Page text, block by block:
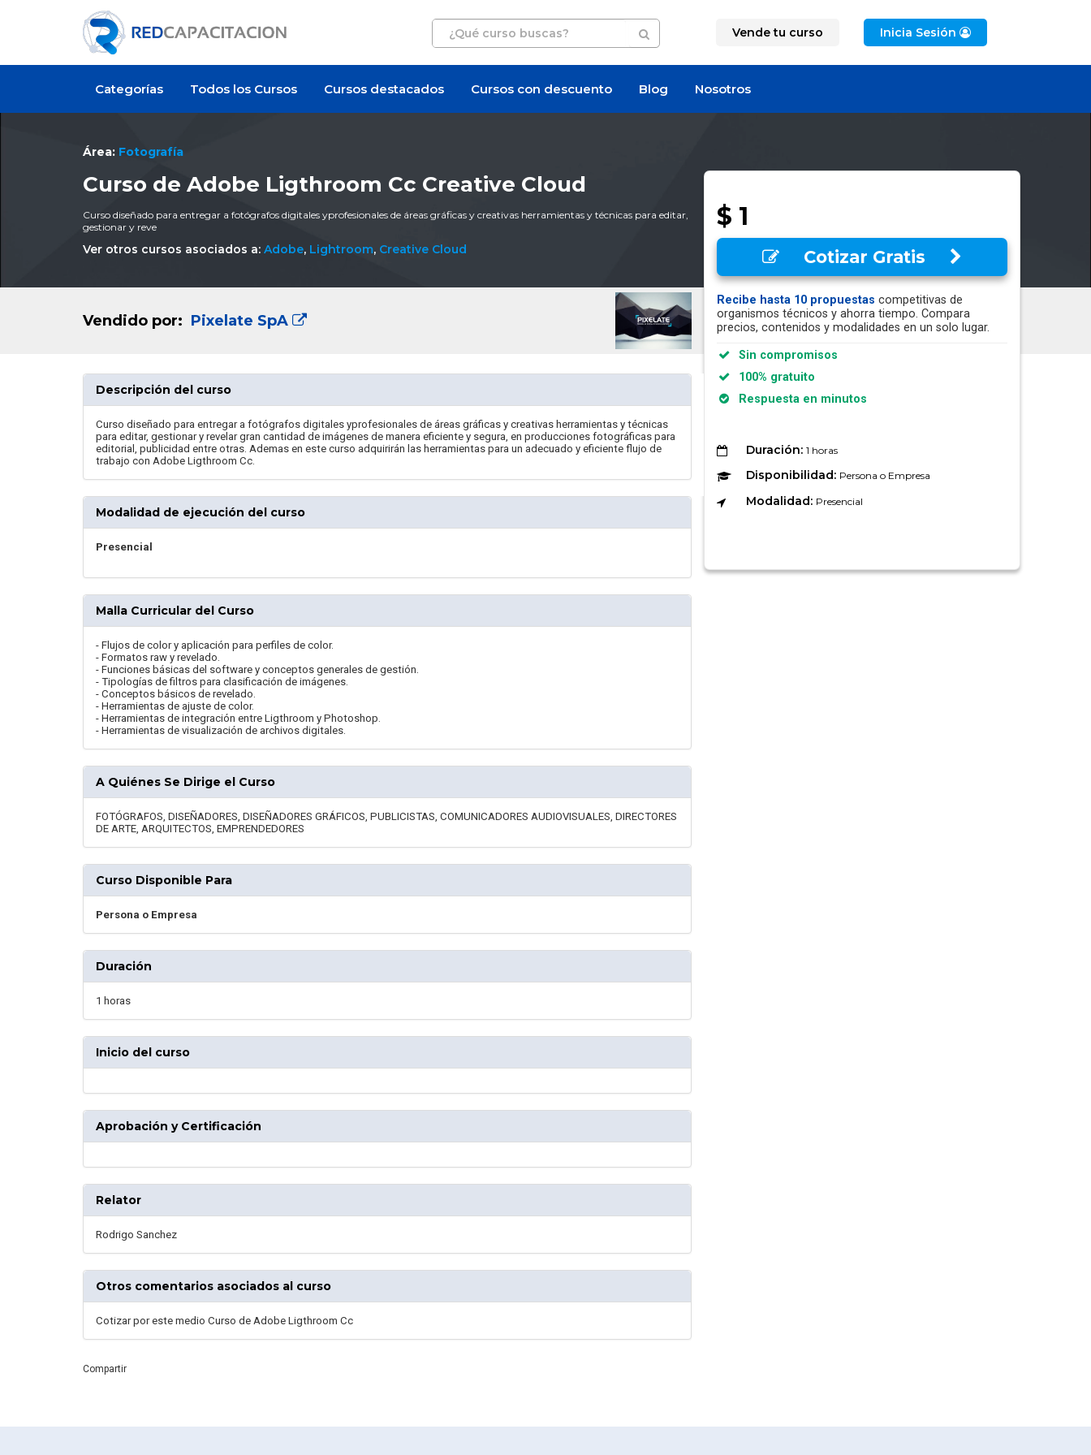
Vende tu curso Inicia Sesión
Categorías Todos los Cursos Cursos destacados Cursos con descuento Blog Nosotros
Área: Fotografía
Curso de Adobe Ligthroom Cc Creative Cloud
Curso diseñado para entregar a fotógrafos digitales yprofesionales de áreas gráficas y creativas herramientas y técnicas para editar,
gestionar y reve
Ver otros cursos asociados a: Adobe, Lightroom, Creative Cloud
Vendido por: Pixelate SpA
$ 1
Cotizar Gratis
Recibe hasta 10 propuestas competitivas de
organismos técnicos y ahorra tiempo. Compara
precios, contenidos y modalidades en un solo lugar.
Sin compromisos
100% gratuito
Respuesta en minutos
Duración: 1 horas
Disponibilidad: Persona o Empresa
Modalidad: Presencial
Descripción del curso
Curso diseñado para entregar a fotógrafos digitales yprofesionales de áreas gráficas y creativas herramientas y técnicas
para editar, gestionar y revelar gran cantidad de imágenes de manera eficiente y segura, en producciones fotográficas para
editorial, publicidad entre otras. Ademas en este curso adquirirán las herramientas para un adecuado y eficiente flujo de
trabajo con Adobe Ligthroom Cc.
Modalidad de ejecución del curso
Presencial
Malla Curricular del Curso
- Flujos de color y aplicación para perfiles de color.
- Formatos raw y revelado.
- Funciones básicas del software y conceptos generales de gestión.
- Tipologías de filtros para clasificación de imágenes.
- Conceptos básicos de revelado.
- Herramientas de ajuste de color.
- Herramientas de integración entre Ligthroom y Photoshop.
- Herramientas de visualización de archivos digitales.
A Quiénes Se Dirige el Curso
FOTÓGRAFOS, DISEÑADORES, DISEÑADORES GRÁFICOS, PUBLICISTAS, COMUNICADORES AUDIOVISUALES, DIRECTORES
DE ARTE, ARQUITECTOS, EMPRENDEDORES
Curso Disponible Para
Persona o Empresa
Duración
1 horas
Inicio del curso
Aprobación y Certificación
Relator
Rodrigo Sanchez
Otros comentarios asociados al curso
Cotizar por este medio Curso de Adobe Ligthroom Cc
Compartir